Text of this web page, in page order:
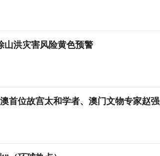
山洪灾害风险黄色预警
位故宫太和学者、澳门文物专家赵强